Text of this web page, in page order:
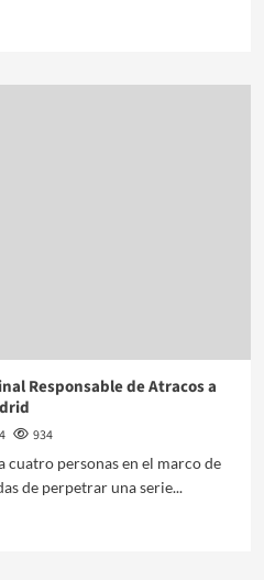
Responsable de Atracos a
934
cuatro personas en el marco de
de perpetrar una serie...